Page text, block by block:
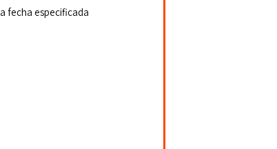
fecha especificada